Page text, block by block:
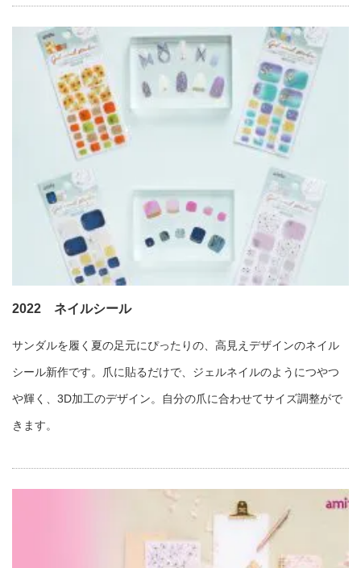
2022 ネイルシール
サンダルを履く夏の足元にぴったりの、高見えデザインのネイル
シール新作です。爪に貼るだけで、ジェルネイルのようにつやつ
や輝く、3D加工のデザイン。自分の爪に合わせてサイズ調整がで
きます。